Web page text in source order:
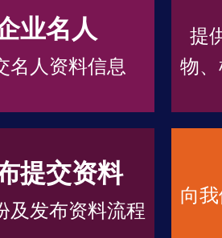
业名人
名人资料信息
提
物
提交资料
及发布资料流程
向